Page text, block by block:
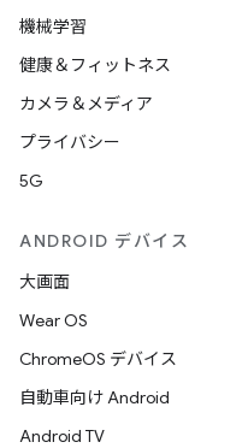
機械学習
健康＆フィットネス
カメラ＆メディア
プライバシー
5G
ANDROID デバイス
大画面
Wear OS
ChromeOS デバイス
自動車向け Android
Android TV